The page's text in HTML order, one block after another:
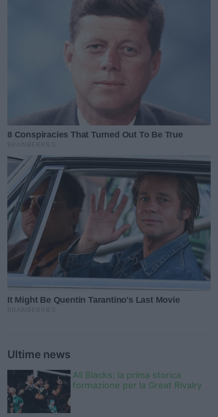
Ultime news
All Blacks: la prima storica
formazione per la Great Rivalry